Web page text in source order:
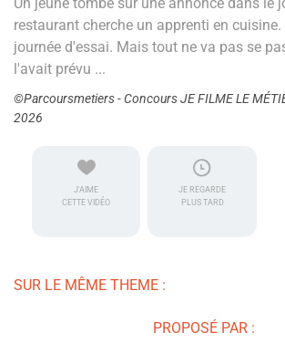
restaurant cherche un apprenti en
journée d'essai. Mais tout ne va pas se
l'avait prévu ...
©Parcoursmetiers - Concours JE FILME LE
2026
J'AIME
CETTE VIDÉO
JE REGARDE
PLUS TARD
SUR LE MÊME THEME :
PROPOSÉ PAR :